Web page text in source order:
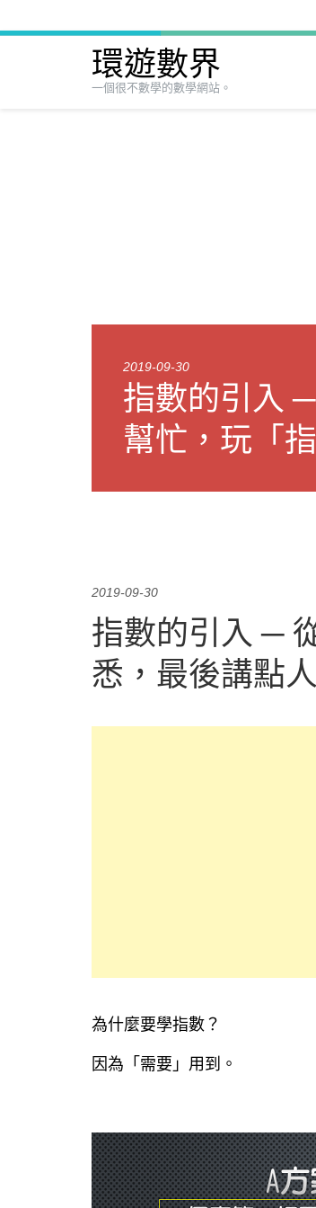
環遊數界
一個很不數學的數學網站。
2019-09-30
指數的引入
幫忙，玩「
2019-09-30
指數的引入 ─
悉，最後講點
為什麼要學指數？
因為「需要」用到。